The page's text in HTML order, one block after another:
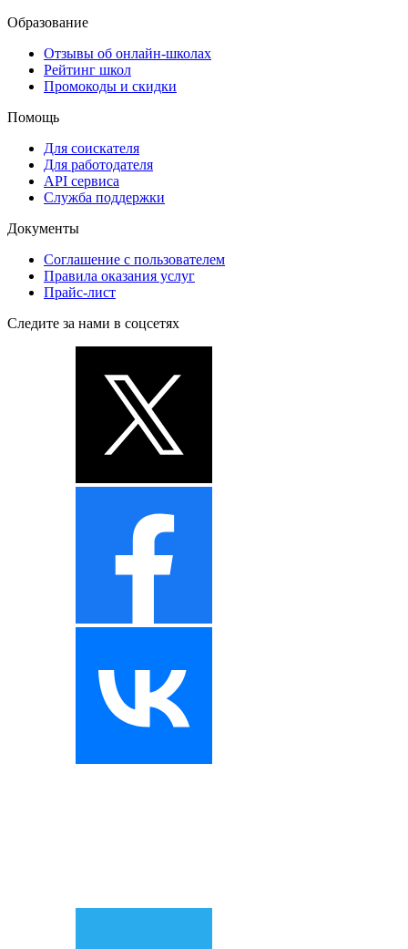
Образование
Отзывы об онлайн-школах
Рейтинг школ
Промокоды и скидки
Помощь
Для соискателя
Для работодателя
API сервиса
Служба поддержки
Документы
Соглашение с пользователем
Правила оказания услуг
Прайс-лист
Следите за нами в соцсетях